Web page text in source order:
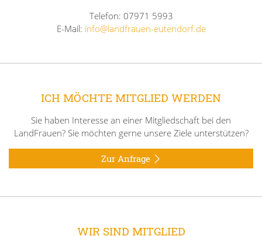
Telefon: 07971 5993
E-Mail: info@landfrauen-eutendorf.de
ICH MÖCHTE MITGLIED WERDEN
Sie haben Interesse an einer Mitgliedschaft bei den
LandFrauen? Sie möchten gerne unsere Ziele unterstützen?
Zur Anfrage
WIR SIND MITGLIED